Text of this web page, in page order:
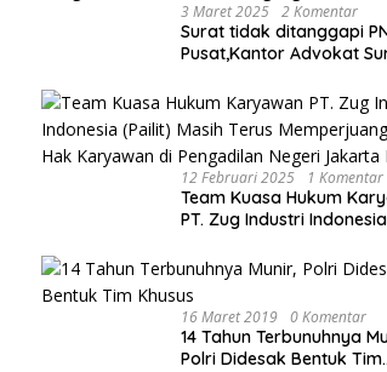
3 Maret 2025 2 Komentar
Surat tidak ditanggapi
Pusat,Kantor Advokat
Pengaduan ke
Agung RI
12 Februari 2025 1 Komentar
Team Kuasa Hukum
PT. Zug Industri Indonesia
Memperjuangkan Hak
Karyawan di Pengadilan
Jakarta Pusat
16 Maret 2019 0 Komentar
14 Tahun Terbunuhnya
Polri Didesak Bentuk Tim